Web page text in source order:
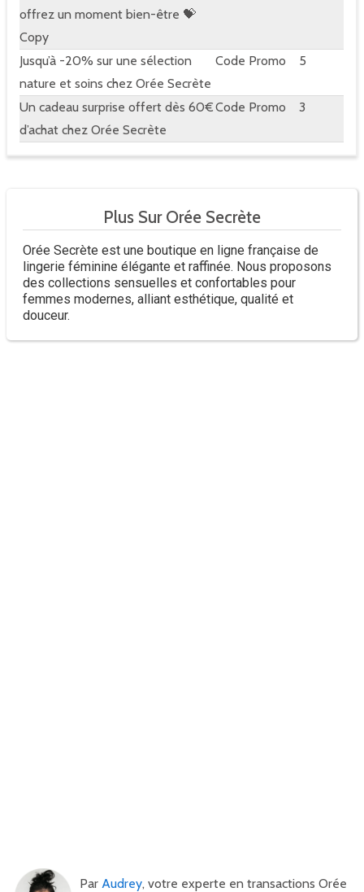
offrez un moment bien-être 💝
Copy
Jusqu’à -20% sur une sélection
nature et soins chez Orée Secrète
Code Promo 5
Un cadeau surprise offert dès 60€
d’achat chez Orée Secrète
Code Promo 3
Plus Sur Orée Secrète
Orée Secrète est une boutique en ligne française de
lingerie féminine élégante et raffinée. Nous proposons
des collections sensuelles et confortables pour
femmes modernes, alliant esthétique, qualité et
douceur.
Par Audrey, votre experte en transactions Orée